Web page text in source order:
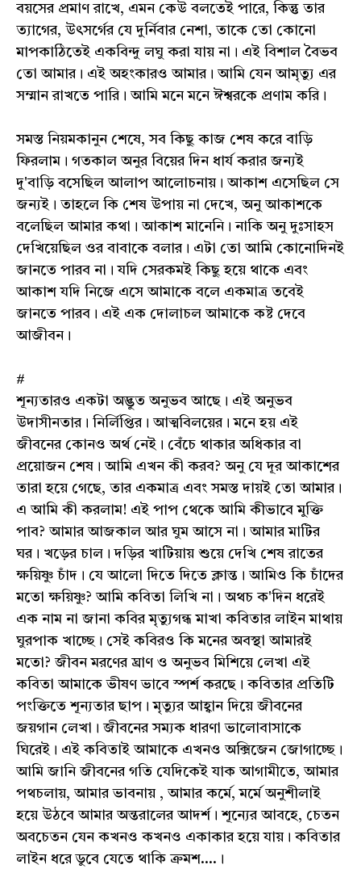
বয়সের প্রমাণ রাখে, এমন কেউ বলতেই পারে, কিন্তু তার
ত্যাগের, উৎসর্গের যে দুর্নিবার নেশা, তাকে তো কোনো
মাপকাঠিতেই একবিন্দু লঘু করা যায় না। এই বিশাল বৈভব
তো আমার। এই অহংকারও আমার। আমি যেন আমৃত্যু এর
সম্মান রাখতে পারি। আমি মনে মনে ঈশ্বরকে প্রণাম করি।
সমস্ত নিয়মকানুন শেষে, সব কিছু কাজ শেষ করে বাড়ি
ফিরলাম। গতকাল অনুর বিয়ের দিন ধার্য করার জন্যই
দু'বাড়ি বসেছিল আলাপ আলোচনায়। আকাশ এসেছিল সে
জন্যই। তাহলে কি শেষ উপায় না দেখে, অনু আকাশকে
বলেছিল আমার কথা। আকাশ মানেনি। নাকি অনু দুঃসাহস
দেখিয়েছিল ওর বাবাকে বলার। এটা তো আমি কোনোদিনই
জানতে পারব না। যদি সেরকমই কিছু হয়ে থাকে এবং
আকাশ যদি নিজে এসে আমাকে বলে একমাত্র তবেই
জানতে পারব। এই এক দোলাচল আমাকে কষ্ট দেবে
আজীবন।
#
শূন্যতারও একটা অদ্ভুত অনুভব আছে। এই অনুভব
উদাসীনতার। নির্লিপ্তির। আত্মবিলয়ের। মনে হয় এই
জীবনের কোনও অর্থ নেই। বেঁচে থাকার অধিকার বা
প্রয়োজন শেষ। আমি এখন কী করব? অনু যে দূর আকাশের
তারা হয়ে গেছে, তার একমাত্র এবং সমস্ত দায়ই তো আমার।
এ আমি কী করলাম! এই পাপ থেকে আমি কীভাবে মুক্তি
পাব? আমার আজকাল আর ঘুম আসে না। আমার মাটির
ঘর। খড়ের চাল। দড়ির খাটিয়ায় শুয়ে দেখি শেষ রাতের
ক্ষয়িষ্ণু চাঁদ। যে আলো দিতে দিতে ক্লান্ত। আমিও কি চাঁদের
মতো ক্ষয়িষ্ণু? আমি কবিতা লিখি না। অথচ ক'দিন ধরেই
এক নাম না জানা কবির মৃত্যুগন্ধ মাখা কবিতার লাইন মাথায়
ঘুরপাক খাচ্ছে। সেই কবিরও কি মনের অবস্থা আমারই
মতো? জীবন মরণের ঘ্রাণ ও অনুভব মিশিয়ে লেখা এই
কবিতা আমাকে ভীষণ ভাবে স্পর্শ করছে। কবিতার প্রতিটি
পংক্তিতে শূন্যতার ছাপ। মৃত্যুর আহ্বান দিয়ে জীবনের
জয়গান লেখা। জীবনের সম্যক ধারণা ভালোবাসাকে
ঘিরেই। এই কবিতাই আমাকে এখনও অক্সিজেন জোগাচ্ছে।
আমি জানি জীবনের গতি যেদিকেই যাক আগামীতে, আমার
পথচলায়, আমার ভাবনায় , আমার কর্মে, মর্মে অনুশীলাই
হয়ে উঠবে আমার অন্তরালের আদর্শ। শূন্যের আবহে, চেতন
অবচেতন যেন কখনও কখনও একাকার হয়ে যায়। কবিতার
লাইন ধরে ডুবে যেতে থাকি ক্রমশ....।